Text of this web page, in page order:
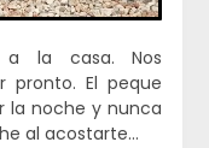
a la casa. Nos
pronto. El peque
la noche y nunca
al acostarte…